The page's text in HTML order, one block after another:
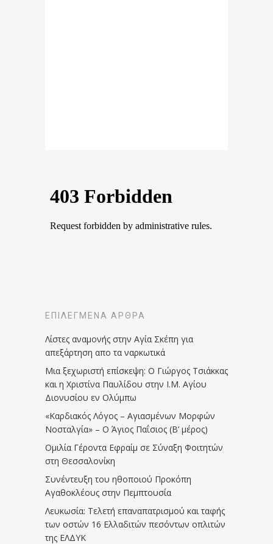
ΕΠΙΛΕΓΜΈΝΑ ΆΡΘΡΑ
Λίστες αναμονής στην Αγία Σκέπη για
απεξάρτηση απο τα ναρκωτικά
Μια ξεχωριστή επίσκεψη: Ο Γιώργος Τσιάκκας
και η Χριστίνα Παυλίδου στην Ι.Μ. Αγίου
Διονυσίου εν Ολύμπω
«Καρδιακός Λόγος – Αγιασμένων Μορφών
Νοσταλγία» – Ο Άγιος Παΐσιος (Β’ μέρος)
Ομιλία Γέροντα Εφραίμ σε Σύναξη Φοιτητών
στη Θεσσαλονίκη
Συνέντευξη του ηθοποιού Προκόπη
Αγαθοκλέους στην Πεμπτουσία
Λευκωσία: Τελετή επαναπατρισμού και ταφής
των οστών 16 Ελλαδιτών πεσόντων οπλιτών
της ΕΛΔΥΚ